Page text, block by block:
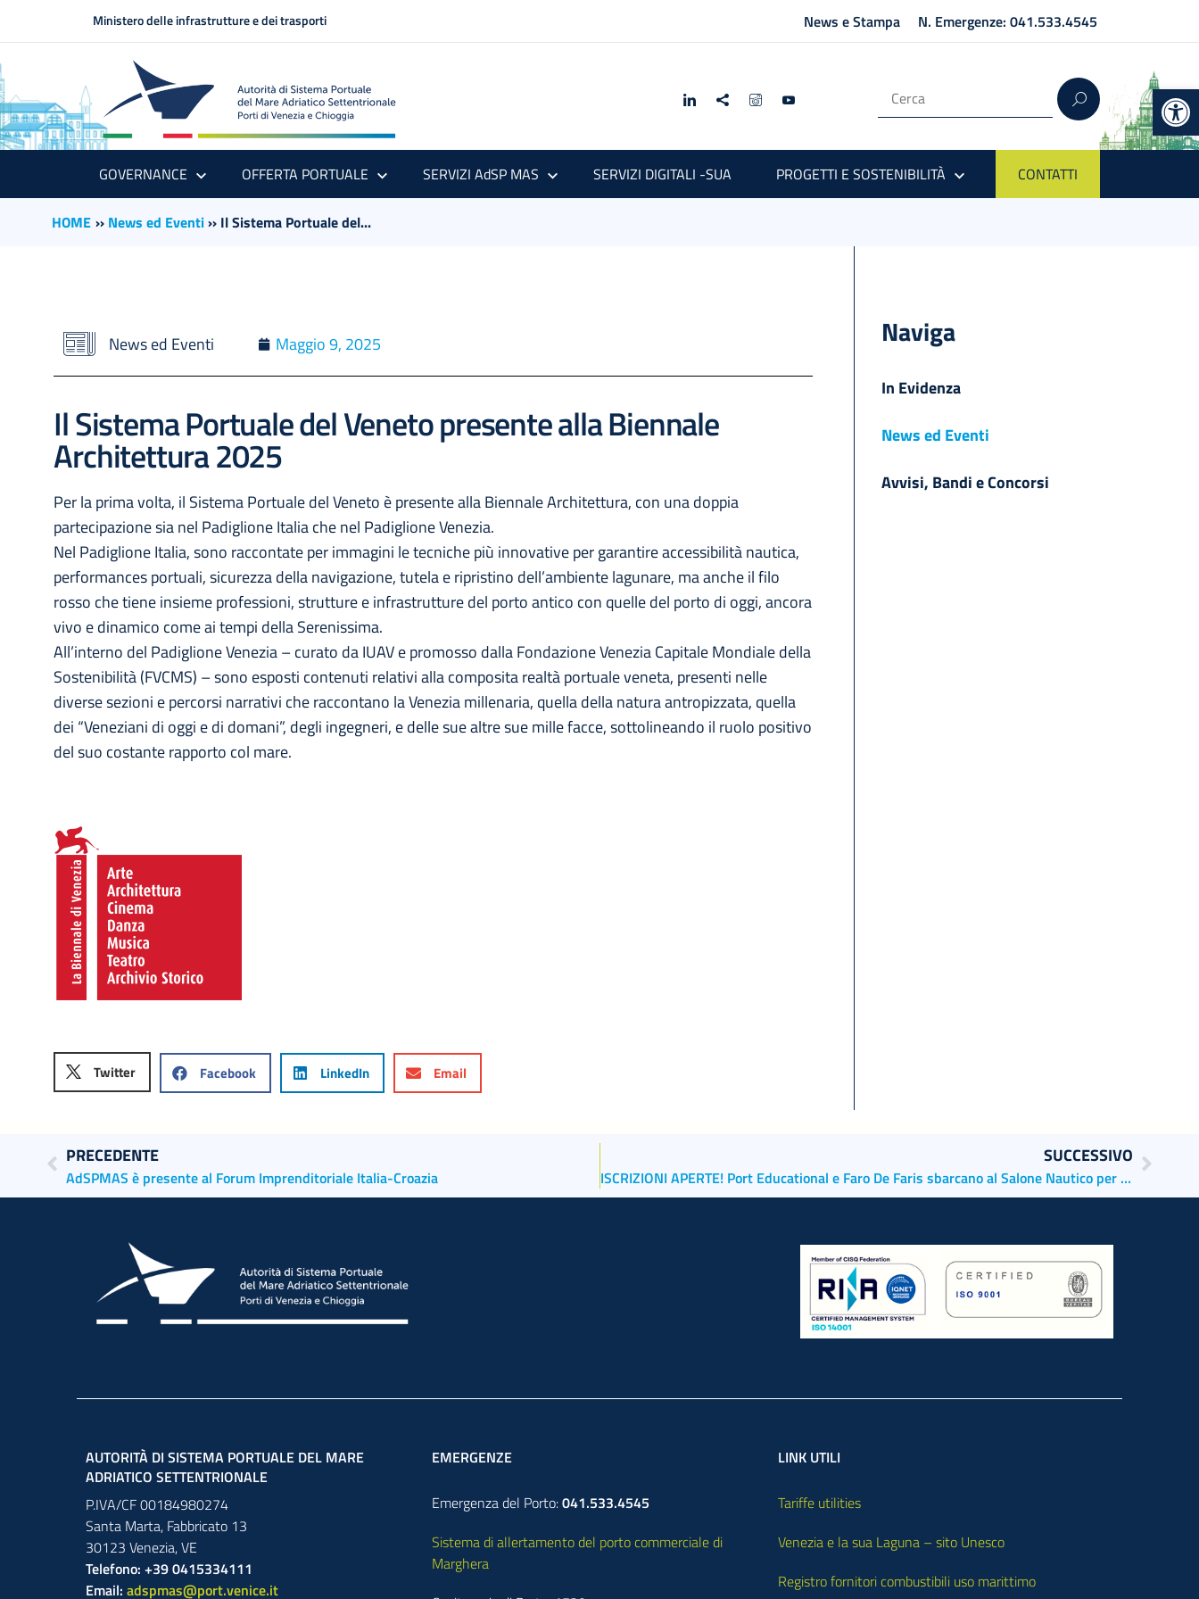
Ministero delle infrastrutture e dei trasporti News e Stampa N. Emergenze: 041.533.4545
GOVERNANCE OFFERTA PORTUALE SERVIZI AdSP MAS SERVIZI DIGITALI -SUA PROGETTI E SOSTENIBILITÀ CONTATTI
HOME ›› News ed Eventi›› Il Sistema Portuale del...
News ed Eventi Maggio 9, 2025
Il Sistema Portuale del Veneto presente alla Biennale
Architettura 2025
Per la prima volta, il Sistema Portuale del Veneto è presente alla Biennale Architettura, con una doppia
partecipazione sia nel Padiglione Italia che nel Padiglione Venezia.
Nel Padiglione Italia, sono raccontate per immagini le tecniche più innovative per garantire accessibilità nautica,
performances portuali, sicurezza della navigazione, tutela e ripristino dell’ambiente lagunare, ma anche il filo
rosso che tiene insieme professioni, strutture e infrastrutture del porto antico con quelle del porto di oggi, ancora
vivo e dinamico come ai tempi della Serenissima.
All’interno del Padiglione Venezia – curato da IUAV e promosso dalla Fondazione Venezia Capitale Mondiale della
Sostenibilità (FVCMS) – sono esposti contenuti relativi alla composita realtà portuale veneta, presenti nelle
diverse sezioni e percorsi narrativi che raccontano la Venezia millenaria, quella della natura antropizzata, quella
dei “Veneziani di oggi e di domani”, degli ingegneri, e delle sue altre sue mille facce, sottolineando il ruolo positivo
del suo costante rapporto col mare.
Twitter Facebook LinkedIn Email
Naviga
In Evidenza
News ed Eventi
Avvisi, Bandi e Concorsi
PRECEDENTE
AdSPMAS è presente al Forum Imprenditoriale Italia-Croazia
SUCCESSIVO
ISCRIZIONI APERTE! Port Educational e Faro De Faris sbarcano al Salone Nautico per raccontare i Porti di Venezia e Chioggia in modo facile e divertente!
AUTORITÀ DI SISTEMA PORTUALE DEL MARE
ADRIATICO SETTENTRIONALE
P.IVA/CF 00184980274
Santa Marta, Fabbricato 13
30123 Venezia,VE
Telefono: +39 0415334111
Email: adspmas@port.venice.it
EMERGENZE
Emergenza del Porto:041.533.4545
Sistema di allertamento del porto commerciale di
Marghera
LINK UTILI
Tariffe utilities
Venezia e la sua Laguna – sito Unesco
Registro fornitori combustibili uso marittimo